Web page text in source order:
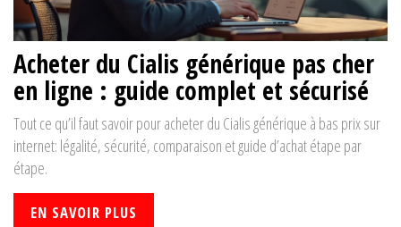
Acheter du Cialis générique pas cher
en ligne : guide complet et sécurisé
Tout ce qu’il faut savoir pour acheter du Cialis générique à bas prix sur
internet: légalité, sécurité, comparaison et guide d’achat étape par
étape.
EN SAVOIR PLUS